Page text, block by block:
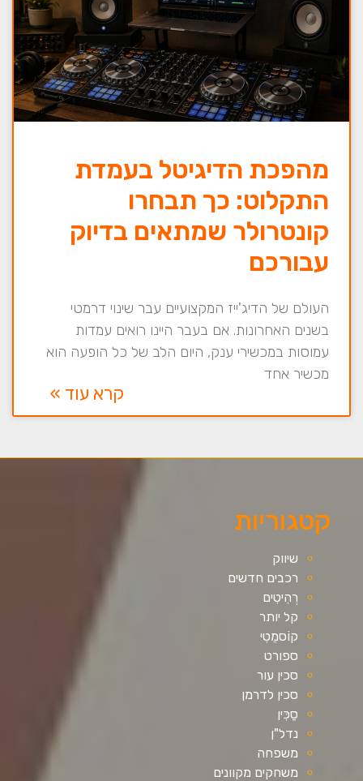
מהפכת הדיגיטל בעמדת
התקלוט: כך תבחרו
קונטרולר שמתאים בדיוק
עבורכם
העולם של הדיג'ייז המקצועיים עבר שינוי דרמטי
בשנים האחרונות. אם בעבר היינו רואים עמדות
עמוסות במכשירי ענק, היום הלב של כל הופעה הוא
מכשיר אחד
קרא עוד »
קטגוריות
שיווק
רכבים חדשים
רְהִיטִים
קל יותר
קוֹסמֵטִי
ספורט
סכין עור
סכין לדרמן
סַכִּין
נדל"ן
משפחה
משחקים מקוונים